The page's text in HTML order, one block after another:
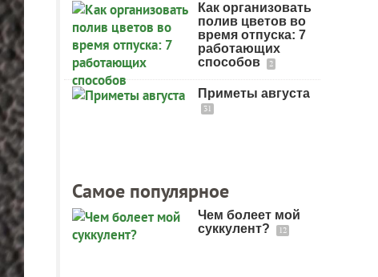
Как организовать
полив цветов во
время отпуска: 7
работающих
способов
2
Приметы августа
31
Самое популярное
Чем болеет мой
суккулент?
12